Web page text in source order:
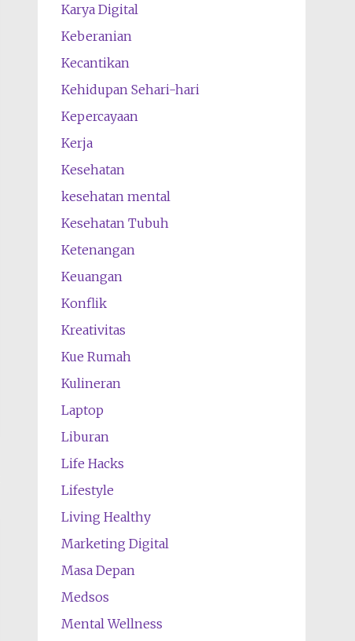
Karya Digital
Keberanian
Kecantikan
Kehidupan Sehari-hari
Kepercayaan
Kerja
Kesehatan
kesehatan mental
Kesehatan Tubuh
Ketenangan
Keuangan
Konflik
Kreativitas
Kue Rumah
Kulineran
Laptop
Liburan
Life Hacks
Lifestyle
Living Healthy
Marketing Digital
Masa Depan
Medsos
Mental Wellness